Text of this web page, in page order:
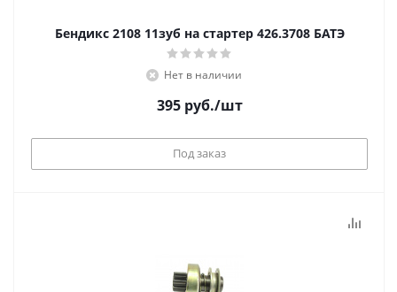
Бендикс 2108 11зуб на стартер 426.3708 БАТЭ
Нет в наличии
395руб./шт
Под заказ